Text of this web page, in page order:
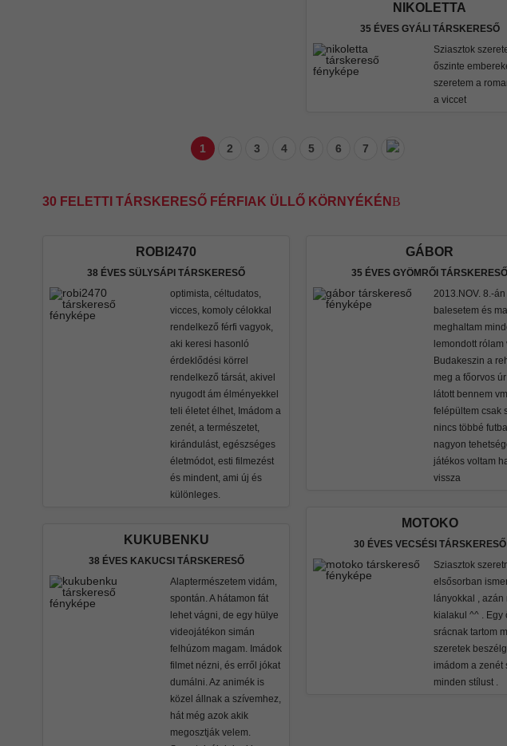
NIKOLETTA
35 ÉVES GYÁLI TÁRSKERESŐ
Sziasztok
őszinte
szeretem a
a viccet
1 2 3 4 5 6 7
30 FELETTI TÁRSKERESŐ FÉRFIAK ÜLLŐ KÖRNYÉKÉN
ROBI2470
38 ÉVES SÜLYSÁPI TÁRSKERESŐ
optimista, céltudatos,
vicces, komoly célokkal
rendelkező férfi vagyok,
aki keresi hasonló
érdeklődési körrel
rendelkező társát, akivel
nyugodt ám élményekkel
teli életet élhet, Imádom a
zenét, a természetet,
kirándulást, egészséges
életmódot, esti filmezést
és mindent, ami új és
különleges.
KUKUBENKU
38 ÉVES KAKUCSI TÁRSKERESŐ
Alaptermészetem vidám,
spontán. A hátamon fát
lehet vágni, de egy hülye
videojátékon simán
felhúzom magam. Imádok
filmet nézni, és erről jókat
dumálni. Az animék is
közel állnak a szívemhez,
hát még azok akik
megosztják velem.
GÁBOR
35 ÉVES GYÖMRŐI TÁRSKERESŐ
2013.NOV. 8.-
balesetem és
meghaltam
lemondott rólam
Budakeszin a
meg a főorvos
látott bennem
felépültem csak
nincs többé
nagyon
játékos voltam
vissza
MOTOKO
30 ÉVES VECSÉSI TÁRSKERESŐ
Sziasztok
elsősorban
lányokkal , azán
kialakul ^^ . Egy
srácnak tartom
szeretek
imádom a zenét
minden stílust .